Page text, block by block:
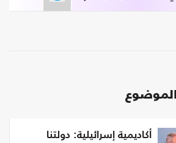
الموضوع
أكاديمية إسرائيلية: دولتنا